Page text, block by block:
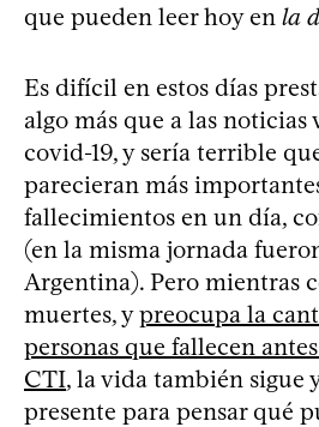
que pueden leer hoy en la
Es difícil en estos días
algo más que a las
covid-19, y sería terrible
parecieran más
fallecimientos en un día,
(en la misma jornada
Argentina). Pero mientras
muertes, ypreocupa la
personas que fallecen
CTI, la vida también sigue
presente para pensar qué